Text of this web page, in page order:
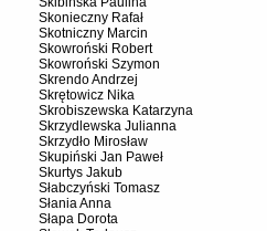
Skonieczny Rafał
Skotniczny Marcin
Skowroński Robert
Skowroński Szymon
Skrendo Andrzej
Skrętowicz Nika
Skrobiszewska Katarzyna
Skrzydlewska Julianna
Skrzydło Mirosław
Skupiński Jan Paweł
Skurtys Jakub
Słabczyński Tomasz
Słania Anna
Słapa Dorota